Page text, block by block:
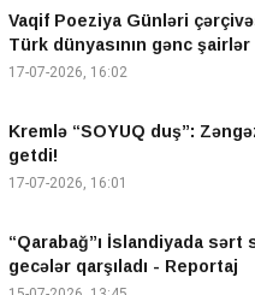
Vaqif Poeziya Günləri
Türk dünyasının gənc
17-07-2026, 16:02
Kremlə “SOYUQ duş”:
getdi!
17-07-2026, 16:01
“Qarabağ”ı İslandiyada sərt
gecələr qarşıladı - Reportaj